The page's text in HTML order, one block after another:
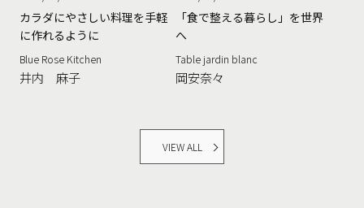
カラダにやさしい料理を手軽
に作れるように
Blue Rose Kitchen
井内 麻子
「食で整える暮らし」を世界
へ
Table jardin blanc
岡安奈々
VIEW ALL